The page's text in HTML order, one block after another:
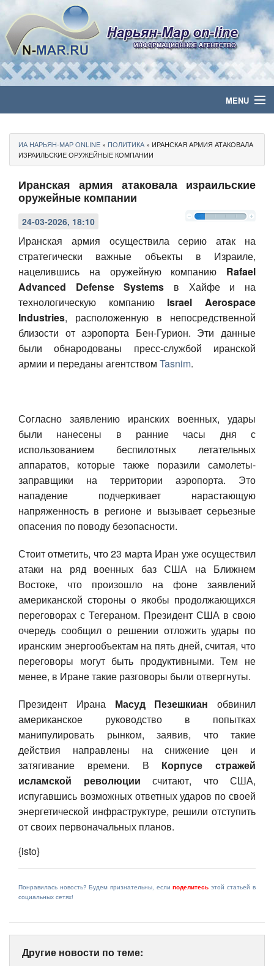
MENU
Политика
Бизнес
Культура
Медиа
Спорт
Контакты
ИА НАРЬЯН-МАР ONLINE » ПОЛИТИКА » ИРАНСКАЯ АРМИЯ АТАКОВАЛА
ИЗРАИЛЬСКИЕ ОРУЖЕЙНЫЕ КОМПАНИИ
Иранская армия атаковала израильские
оружейные компании
24-03-2026, 18:10
Иранская армия осуществила серию атак на
стратегически важные объекты в Израиле,
нацелившись на оружейную компанию Rafael
Advanced Defense Systems в Хайфе и на
технологическую компанию Israel Aerospace
Industries, расположенную в непосредственной
близости от аэропорта Бен-Гурион. Эти данные
были обнародованы пресс-службой иранской
армии и переданы агентством Tasnim.
Согласно заявлению иранских военных, удары
были нанесены в ранние часы дня с
использованием беспилотных летательных
аппаратов, которые также поразили самолеты-
заправщики на территории аэропорта. Это
нападение подчеркивает нарастающую
напряженность в регионе и вызывает серьезные
опасения по поводу безопасности.
Стоит отметить, что 23 марта Иран уже осуществил
атаки на ряд военных баз США на Ближнем
Востоке, что произошло на фоне заявлений
американской стороны о якобы продолжающихся
переговорах с Тегераном. Президент США в свою
очередь сообщил о решении отложить удары по
иранским энергообъектам на пять дней, считая, что
переговоры могут быть продуктивными. Тем не
менее, в Иране такие разговоры были отвергнуты.
Президент Ирана Масуд Пезешкиан обвинил
американское руководство в попытках
манипулировать рынком, заявив, что такие
действия направлены на снижение цен и
затягивание времени. В Корпусе стражей
исламской революции считают, что США,
испугавшись возможных ответных ударов по своей
энергетической инфраструктуре, решили отступить
от своих первоначальных планов.
{isto}
Понравилась новость? Будем признательны, еслиподелитесь этой статьей в
социальных сетях!
Другие новости по теме: